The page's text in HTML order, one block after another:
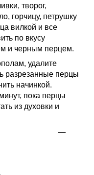
творог,
горчицу, петрушку
вилкой и все
по вкусу
и черным перцем.
удалите
разрезанные перцы
начинкой.
пока перцы
из духовки и